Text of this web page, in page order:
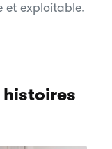
et exploitable.